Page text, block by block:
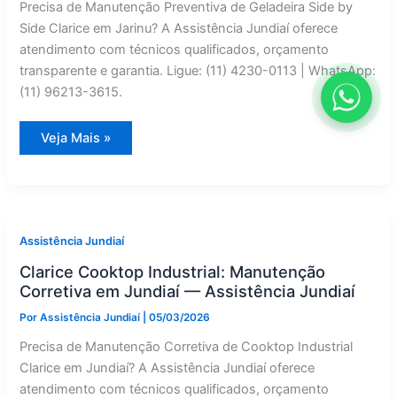
Precisa de Manutenção Preventiva de Geladeira Side by
Side Clarice em Jarinu? A Assistência Jundiaí oferece
atendimento com técnicos qualificados, orçamento
transparente e garantia. Ligue: (11) 4230-0113 | WhatsApp:
(11) 96213-3615.
Geladeira
Side
Jarinu?
Manutenção
Especializado
Veja Mais »
Assistência Jundiaí
Clarice Cooktop Industrial: Manutenção
Corretiva em Jundiaí — Assistência Jundiaí
PorAssistência Jundiaí |05/03/2026
Precisa de Manutenção Corretiva de Cooktop Industrial
Clarice em Jundiaí? A Assistência Jundiaí oferece
atendimento com técnicos qualificados, orçamento